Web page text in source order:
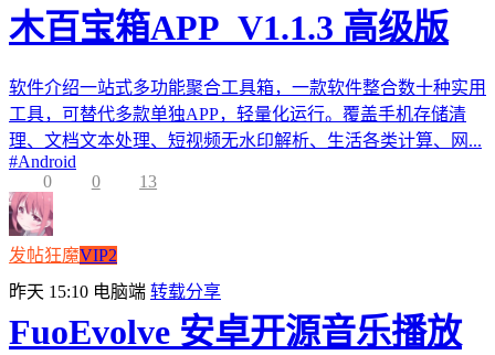
木百宝箱APP_V1.1.3 高级版
软件介绍一站式多功能聚合工具箱，一款软件整合数十种实用
工具，可替代多款单独APP，轻量化运行。覆盖手机存储清
理、文档文本处理、短视频无水印解析、生活各类计算、网...
#Android
0
0 13
发帖狂魔VIP2
昨天 15:10 电脑端 转载分享
FuoEvolve 安卓开源音乐播放